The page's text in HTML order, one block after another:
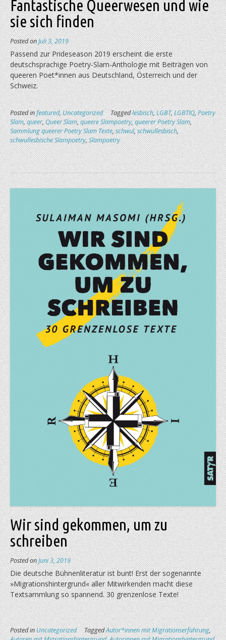
Fantastische Queerwesen und wie
sie sich finden
Posted onJuli 3, 2019
Passend zur Prideseason 2019 erscheint die erste
deutschsprachige Poetry-Slam-Anthologie mit Beiträgen von
queeren Poet*innen aus Deutschland, Österreich und der
Schweiz.
Posted infeatured,Uncategorized Taggedlesbisch,LGBT,LGBTIQ,Poetry
Slam,queer,Queer Slam,queere Slampoetry,queerer Poetry Slam,
Sammlung queerer Poetry Slam Texte,schwul,schwullesbisch,
schwullesbische Slampoetry,Slampoetry
Wir sind gekommen, um zu
schreiben
Posted onJuni 3, 2019
Die deutsche Bühnenliteratur ist bunt! Erst der sogenannte
»Migrationshintergrund« aller Mitwirkenden macht diese
Textsammlung so spannend. 30 grenzenlose Texte!
Posted inUncategorized TaggedAutor*innen mit Migrationserfahrung,